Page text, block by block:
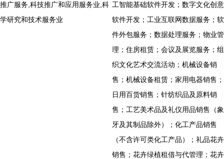
推广服务,科技推广和应用服务业,科
学研究和技术服务业
工智能基础软件开发；数字文化创意
软件开发；工业互联网数据服务；软
件外包服务；数据处理服务；物业管
理；住房租赁；会议及展览服务；组
织文化艺术交流活动；机械设备销
售；机械设备租赁；家用电器销售；
日用百货销售；针纺织品及原料销
售；工艺美术品及礼仪用品销售（象
牙及其制品除外）；化工产品销售
（不含许可类化工产品）；礼品花卉
销售；花卉绿植租借与代管理；花卉